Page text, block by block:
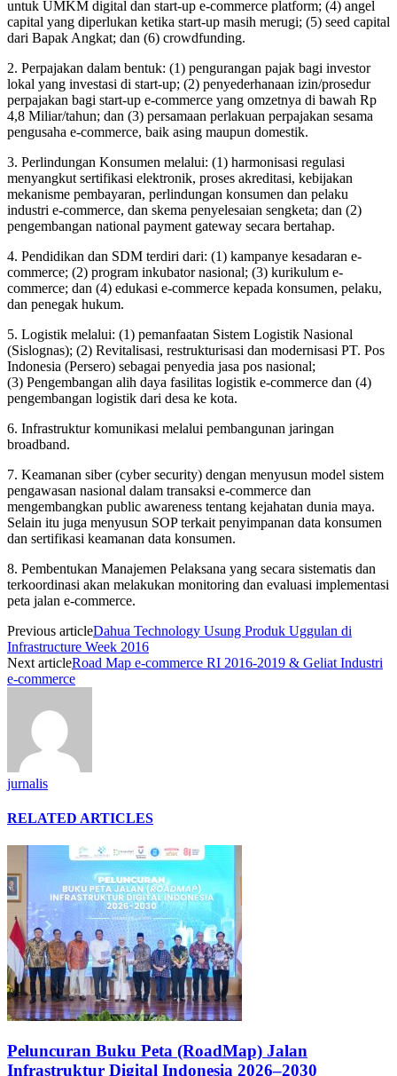
untuk UMKM digital dan start-up e-commerce platform; (4) angel
capital yang diperlukan ketika start-up masih merugi; (5) seed capital
dari Bapak Angkat; dan (6) crowdfunding.
2. Perpajakan dalam bentuk: (1) pengurangan pajak bagi investor
lokal yang investasi di start-up; (2) penyederhanaan izin/prosedur
perpajakan bagi start-up e-commerce yang omzetnya di bawah Rp
4,8 Miliar/tahun; dan (3) persamaan perlakuan perpajakan sesama
pengusaha e-commerce, baik asing maupun domestik.
3. Perlindungan Konsumen melalui: (1) harmonisasi regulasi
menyangkut sertifikasi elektronik, proses akreditasi, kebijakan
mekanisme pembayaran, perlindungan konsumen dan pelaku
industri e-commerce, dan skema penyelesaian sengketa; dan (2)
pengembangan national payment gateway secara bertahap.
4. Pendidikan dan SDM terdiri dari: (1) kampanye kesadaran e-
commerce; (2) program inkubator nasional; (3) kurikulum e-
commerce; dan (4) edukasi e-commerce kepada konsumen, pelaku,
dan penegak hukum.
5. Logistik melalui: (1) pemanfaatan Sistem Logistik Nasional
(Sislognas); (2) Revitalisasi, restrukturisasi dan modernisasi PT. Pos
Indonesia (Persero) sebagai penyedia jasa pos nasional;
(3) Pengembangan alih daya fasilitas logistik e-commerce dan (4)
pengembangan logistik dari desa ke kota.
6. Infrastruktur komunikasi melalui pembangunan jaringan
broadband.
7. Keamanan siber (cyber security) dengan menyusun model sistem
pengawasan nasional dalam transaksi e-commerce dan
mengembangkan public awareness tentang kejahatan dunia maya.
Selain itu juga menyusun SOP terkait penyimpanan data konsumen
dan sertifikasi keamanan data konsumen.
8. Pembentukan Manajemen Pelaksana yang secara sistematis dan
terkoordinasi akan melakukan monitoring dan evaluasi implementasi
peta jalan e-commerce.
Previous articleDahua Technology Usung Produk Uggulan di
Infrastructure Week 2016
Next articleRoad Map e-commerce RI 2016-2019 & Geliat Industri
e-commerce
jurnalis
RELATED ARTICLES
Peluncuran Buku Peta (RoadMap) Jalan
Infrastruktur Digital Indonesia 2026–2030